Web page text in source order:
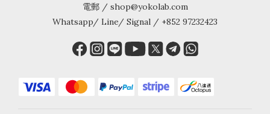
電郵 / shop@yokolab.com
Whatsapp/ Line/ Signal / +852 97232423